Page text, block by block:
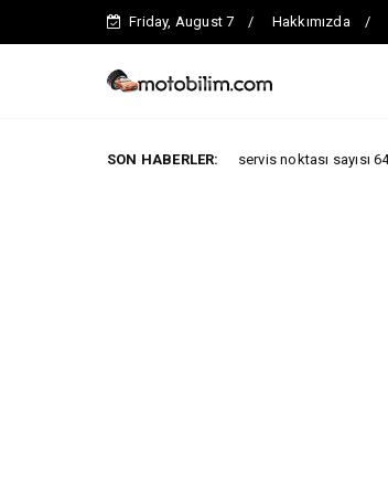
Friday, August 7 Hakkımızda
SON HABERLER:
kadar toplam servis noktası sayısı 64'e çıkıyor